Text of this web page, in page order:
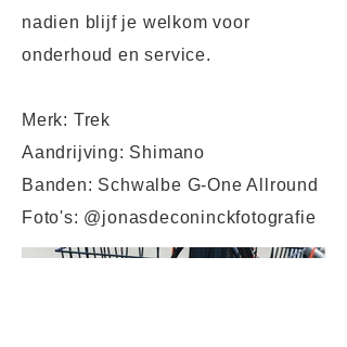
nadien blijf je welkom voor
onderhoud en service.
Merk: Trek
Aandrijving: Shimano
Banden: Schwalbe G-One Allround
Foto's: @jonasdeconinckfotografie